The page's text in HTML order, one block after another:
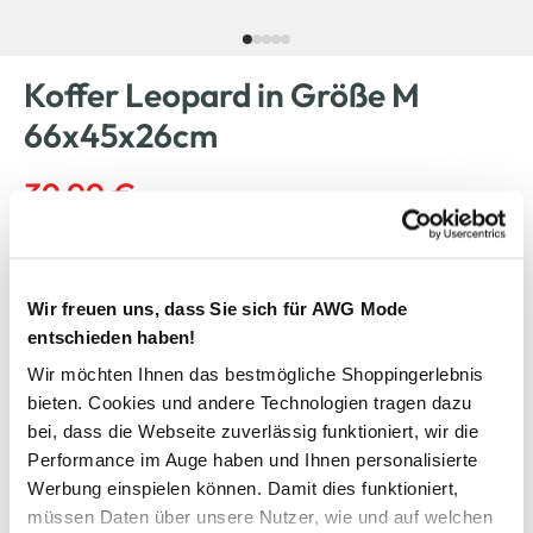
Wir freuen uns, dass Sie sich für AWG Mode
entschieden haben!
Wir möchten Ihnen das bestmögliche Shoppingerlebnis
bieten. Cookies und andere Technologien tragen dazu
bei, dass die Webseite zuverlässig funktioniert, wir die
Performance im Auge haben und Ihnen personalisierte
Werbung einspielen können. Damit dies funktioniert,
müssen Daten über unsere Nutzer, wie und auf welchen
Koffer Leopard in Größe M
66x45x26cm
39,99 €
Größe:
OneSize
Anzahl:
Verfügbar